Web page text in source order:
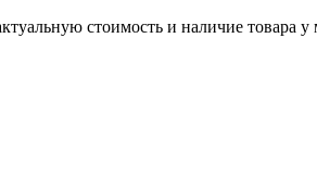
стоимость и наличие товара